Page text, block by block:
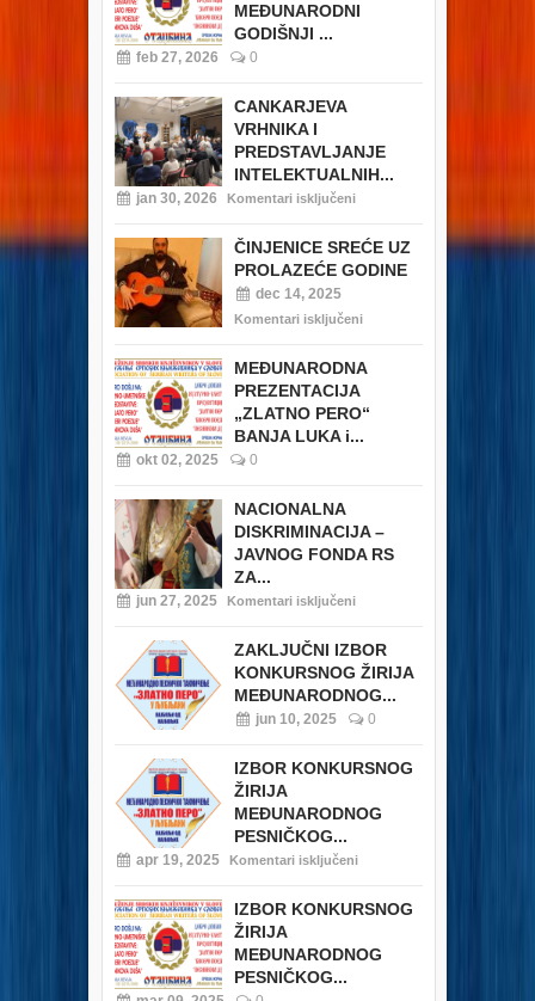
MEĐUNARODNI
GODIŠNJI ...
feb 27, 2026 0
CANKARJEVA
VRHNIKA I
PREDSTAVLJANJE
INTELEKTUALNIH...
jan 30, 2026 Komentari isključeni
ČINJENICE SREĆE UZ
PROLAZEĆE GODINE
dec 14, 2025
Komentari isključeni
MEĐUNARODNA
PREZENTACIJA
„ZLATNO PERO“
BANJA LUKA i...
okt 02, 2025 0
NACIONALNA
DISKRIMINACIJA –
JAVNOG FONDA RS
ZA...
jun 27, 2025 Komentari isključeni
ZAKLJUČNI IZBOR
KONKURSNOG ŽIRIJA
MEĐUNARODNOG...
jun 10, 2025 0
IZBOR KONKURSNOG
ŽIRIJA
MEĐUNARODNOG
PESNIČKOG...
apr 19, 2025 Komentari isključeni
IZBOR KONKURSNOG
ŽIRIJA
MEĐUNARODNOG
PESNIČKOG...